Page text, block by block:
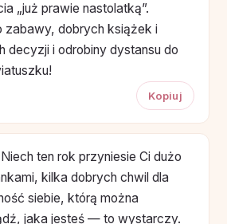
„już prawie nastolatką”.
zabawy, dobrych książek i
decyzji i odrobiny dystansu do
Kopiuj
ten rok przyniesie Ci dużo
kilka dobrych chwil dla
siebie, którą można
jaka jesteś — to wystarczy.